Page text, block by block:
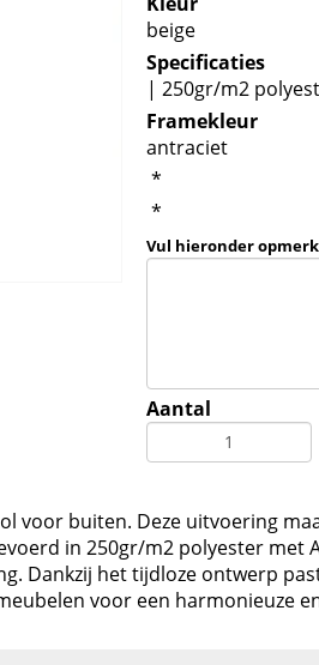
beige
Specificaties
| 250gr/m2
Framekleur
antraciet
*
*
Vul hieronder
Aantal
voor buiten. Deze uitvoering
in 250gr/m2 polyester
Dankzij het tijdloze ontwerp
voor een harmonieuze